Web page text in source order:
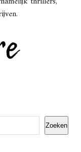
Zoeken